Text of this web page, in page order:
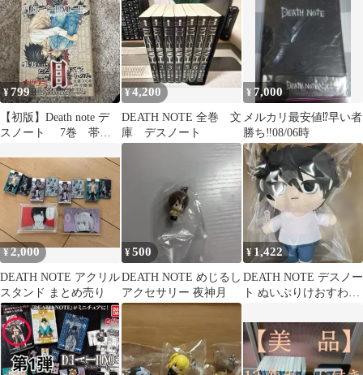
¥799
【初版】Death note デ
スノート 7巻 帯あ
¥4,200
DEATH NOTE 全巻 文
庫 デスノート
¥ 7,000
メルカリ最安値⁉️早い者
勝ち‼️08/06時
¥2,000
DEATH NOTE アクリル
スタンド まとめ売り
¥500
DEATH NOTE めじるし
アクセサリー 夜神月
¥ 1,422
DEATH NOTE デスノー
ト ぬいぷりけおすわり